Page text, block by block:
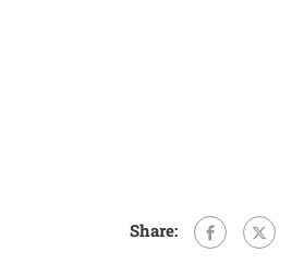
Share: